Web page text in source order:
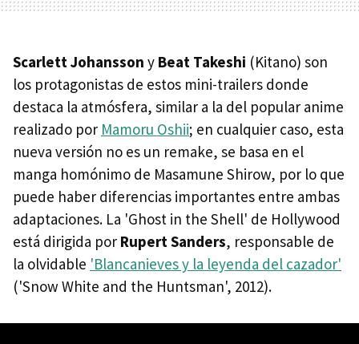
Scarlett Johansson y Beat Takeshi (Kitano) son
los protagonistas de estos mini-trailers donde
destaca la atmósfera, similar a la del popular anime
realizado por Mamoru Oshii; en cualquier caso, esta
nueva versión no es un remake, se basa en el
manga homónimo de Masamune Shirow, por lo que
puede haber diferencias importantes entre ambas
adaptaciones. La 'Ghost in the Shell' de Hollywood
está dirigida por Rupert Sanders, responsable de
la olvidable 'Blancanieves y la leyenda del cazador'
('Snow White and the Huntsman', 2012).